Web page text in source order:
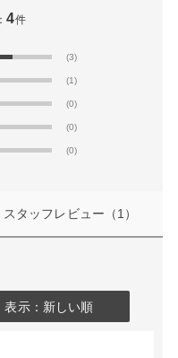
4件
(3)
(1)
(0)
(0)
(0)
スタッフレビュー （1）
表示：新しい順